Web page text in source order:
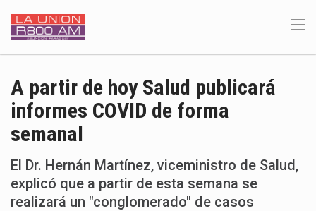
A partir de hoy Salud publicará
informes COVID de forma
semanal
El Dr. Hernán Martínez, viceministro de Salud,
explicó que a partir de esta semana se
realizará un "conglomerado" de casos